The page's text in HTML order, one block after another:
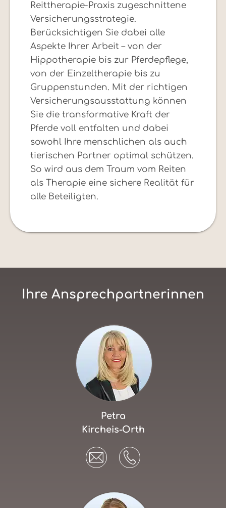
Reittherapie-Praxis zugeschnittene
Versicherungsstrategie.
Berücksichtigen Sie dabei alle
Aspekte Ihrer Arbeit – von der
Hippotherapie bis zur Pferdepflege,
von der Einzeltherapie bis zu
Gruppenstunden. Mit der richtigen
Versicherungsausstattung können
Sie die transformative Kraft der
Pferde voll entfalten und dabei
sowohl Ihre menschlichen als auch
tierischen Partner optimal schützen.
So wird aus dem Traum vom Reiten
als Therapie eine sichere Realität für
alle Beteiligten.
Ihre Ansprechpartnerinnen
Petra
Kircheis-Orth